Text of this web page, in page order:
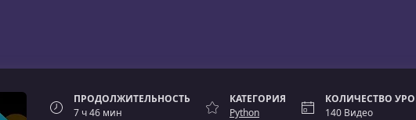
ПРОДОЛЖИТЕЛЬНОСТЬ
7 ч 46 мин
КАТЕГОРИЯ
Python
КОЛИЧЕСТВО
140 Видео